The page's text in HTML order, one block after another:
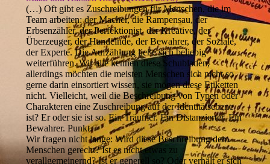
(…) Oft gibt es Zuschreibungen für Menschen, die im
Team arbeiten: der Macher, die Rampensau, der
Erbsenzähler, der Perfektionist, der Kreative, der
Überzeuger, der Handelnde, der Bewahrer, der Soziale,
der Experte. Die Aufzählung ließe sich beliebig
weiterführen. Wir alle kennen diese Schubladen,
allerdings möchten die meisten Menschen sich nicht so
gerne darin einsortiert wissen, sie mögen diese Etiketten
nicht. Vielleicht, weil die Beschreibung von Typen oder
Charakteren eine Zuschreibung auf der Identitätsebene
ist? Er oder sie ist so. Ein Träumer. Ein Distanzierter. Ein
Bewahrer. Punkt.
Wir fragen nicht lange: Wird diese Beschreibung dem
Menschen gerecht? Ist es nicht etwas zu
verallgemeinernd? Ist er generell so? Oder verhält er sich